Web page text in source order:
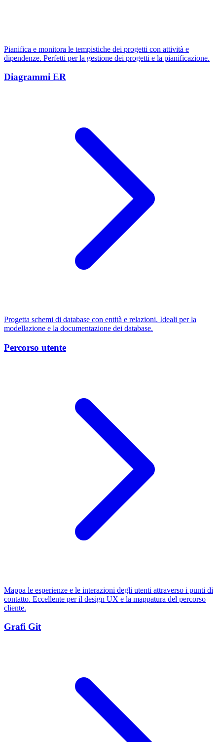
Pianifica e monitora le tempistiche dei progetti con attività e
dipendenze. Perfetti per la gestione dei progetti e la pianificazione.
Diagrammi ER
Progetta schemi di database con entità e relazioni. Ideali per la
modellazione e la documentazione dei database.
Percorso utente
Mappa le esperienze e le interazioni degli utenti attraverso i punti di
contatto. Eccellente per il design UX e la mappatura del percorso
cliente.
Grafi Git